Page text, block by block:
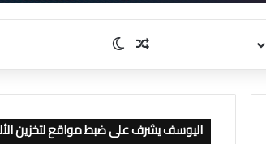
مقال عشوائي
الوضع المظلم
اليوسف يشرف على ضبط مواقع لتخزين